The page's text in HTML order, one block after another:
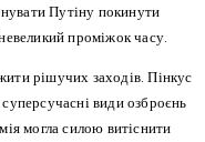
Путіну покинути
проміжок часу.
рішучих заходів. Пінкус
види озброєнь
могла силою витіснити